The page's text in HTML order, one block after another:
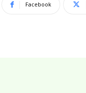
Facebook